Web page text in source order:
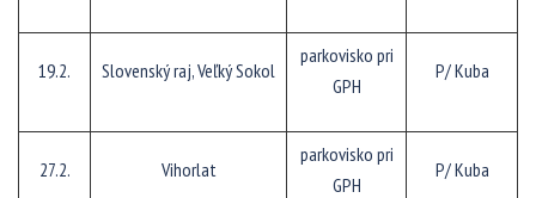
19.2. Slovenský raj, Veľký Sokol
parkovisko pri
GPH
P/ Kuba
27.2. Vihorlat
parkovisko pri
GPH
P/ Kuba